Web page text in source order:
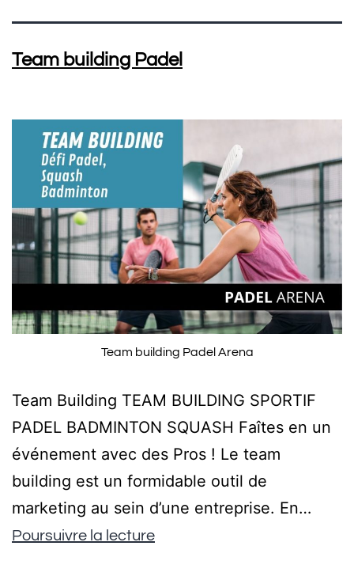
Team building Padel
Team building Padel Arena
Team Building TEAM BUILDING SPORTIF
PADEL BADMINTON SQUASH Faîtes en un
événement avec des Pros ! Le team
building est un formidable outil de
marketing au sein d’une entreprise. En…
Poursuivre la lecture